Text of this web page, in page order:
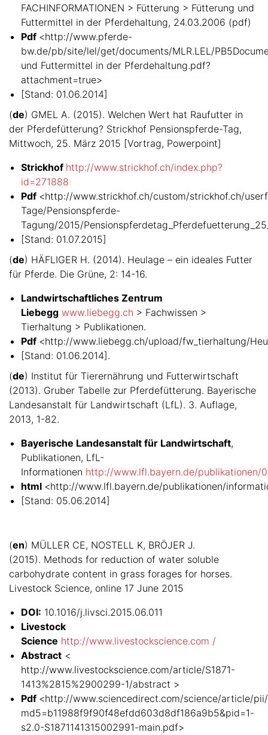
FACHINFORMATIONEN > Fütterung > Fütterung und
Futtermittel in der Pferdehaltung, 24.03.2006 (pdf)
Pdf <http://www.pferde-
bw.de/pb/site/lel/get/documents/MLR.LEL/
und Futtermittel in der Pferdehaltung.pdf?
attachment=true>
[Stand: 01.06.2014]
(de) GMEL A. (2015). Welchen Wert hat Raufutter in
der Pferdefütterung? Strickhof Pensionspferde-Tag,
Mittwoch, 25. März 2015 [Vortrag, Powerpoint]
Strickhof http://www.strickhof.ch/index.php?
id=271888
Pdf <http://www.strickhof.ch/custom/strickhof.ch/
Tage/Pensionspferde-
Tagung/2015/
[Stand: 01.07.2015]
(de) HÄFLIGER H. (2014). Heulage – ein ideales Futter
für Pferde. Die Grüne, 2: 14-16.
Landwirtschaftliches Zentrum
Liebegg www.liebegg.ch > Fachwissen >
Tierhaltung > Publikationen.
Pdf <http://www.liebegg.ch/upload/fw_tierhaltung/
[Stand: 01.06.2014].
(de) Institut für Tierernährung und Futterwirtschaft
(2013). Gruber Tabelle zur Pferdefütterung. Bayerische
Landesanstalt für Landwirtschaft (LfL). 3. Auflage,
2013, 1-82.
Bayerische Landesanstalt für Landwirtschaft,
Publikationen, LfL-
Informationen http://www.lfl.bayern.de/publikationen/
html <http://www.lfl.bayern.de/publikationen/
[Stand: 05.06.2014]
(en) MÜLLER CE, NOSTELL K, BRÖJER J.
(2015). Methods for reduction of water soluble
carbohydrate content in grass forages for horses.
Livestock Science, online 17 June 2015
DOI: 10.1016/j.livsci.2015.06.011
Livestock
Science http://www.livestockscience.com /
Abstract <
http://www.livestockscience.com/article/S1871-
1413%2815%2900299-1/abstract >
Pdf <http://www.sciencedirect.com/science/article/pii/
md5=b11988f9f90f48efdd603d8df186a9b5&pid=1-
s2.0-S1871141315002991-main.pdf>